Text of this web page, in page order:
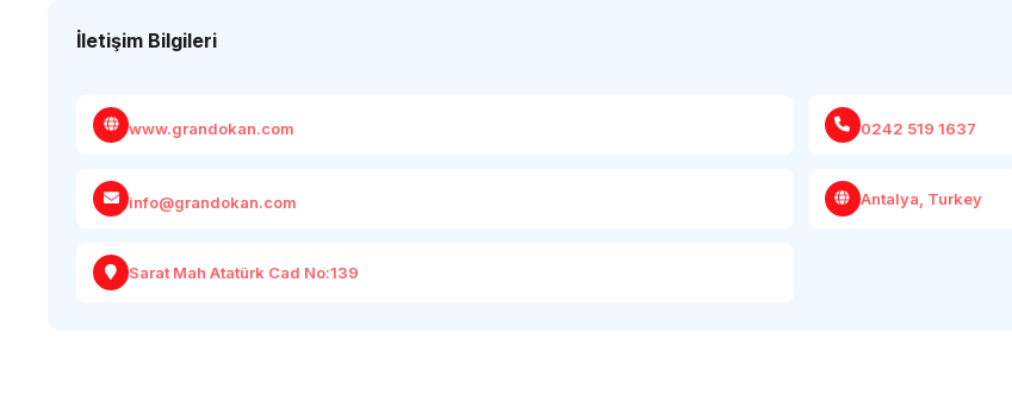
İletişim Bilgileri
www.grandokan.com 0242 519 1637
info@grandokan.com Antalya, Turkey
Sarat Mah Atatürk Cad No:139